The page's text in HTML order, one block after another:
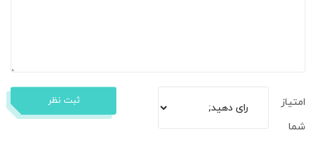
امتیاز
شما
ثبت نظر